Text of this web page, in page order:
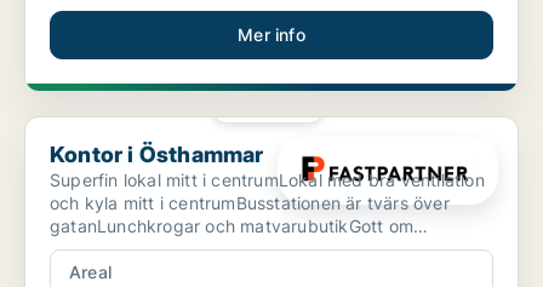
Mer info
Kontor i Östhammar
Kontor i Östhammar
Superfin lokal mitt i centrumLokal med bra ventilation
och kyla mitt i centrumBusstationen är tvärs över
gatanLunchkrogar och matvarubutikGott om
parkeringEn...
Areal